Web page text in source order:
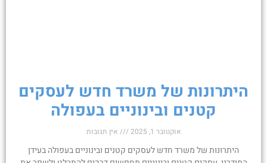
היתרונות של משרד חדש לעסקים
קטנים ובינוניים בעפולה
אוקטובר 1, 2025 אין תגובות
היתרונות של משרד חדש לעסקים קטנים ובינוניים בעפולה בעידן